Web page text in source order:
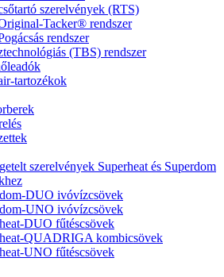
szerelvények (RTS)
Tacker® rendszer
rendszer
(TBS) rendszer
tartozékok
szerelvények Superheat és Superdom
DUO ivóvízcsövek
UNO ivóvízcsövek
DUO fűtéscsövek
QUADRIGA kombicsövek
UNO fűtéscsövek